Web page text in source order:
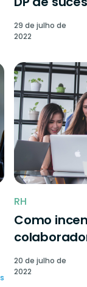
29 de julho de
2022
RH
Como
20 de julho de
2022